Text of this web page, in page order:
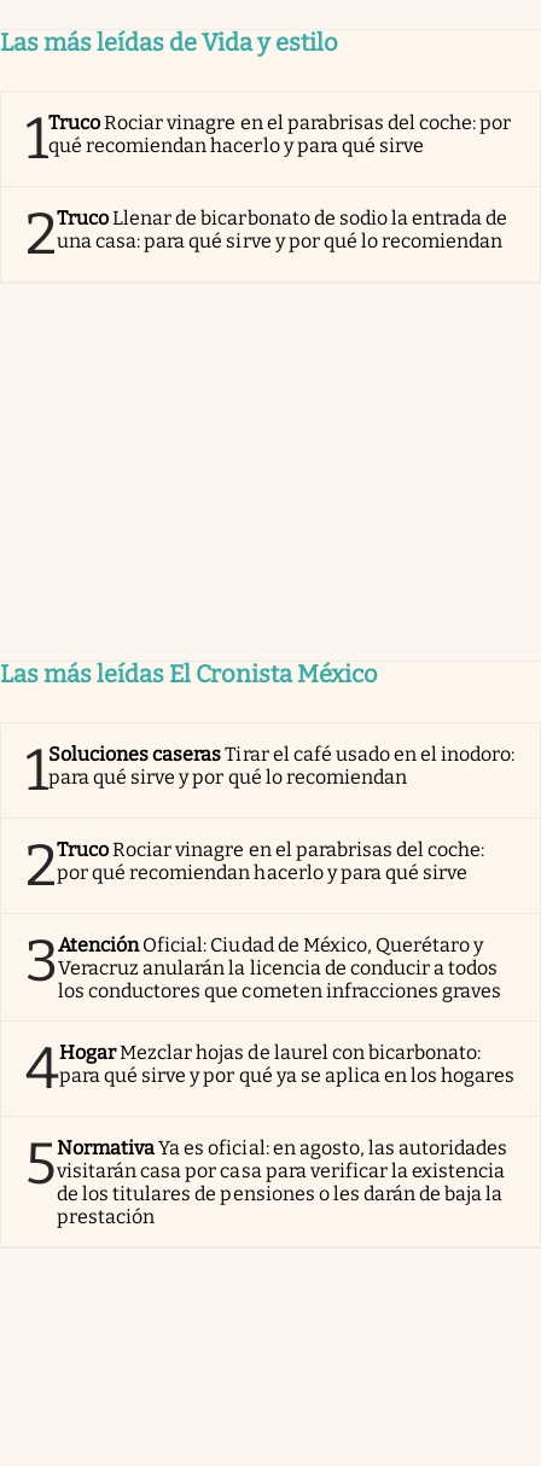
Las más leídas de Vida y estilo
1TrucoRociar vinagre en el parabrisas del coche: por
qué recomiendan hacerlo y para qué sirve
2TrucoLlenar de bicarbonato de sodio la entrada de
una casa: para qué sirve y por qué lo recomiendan
Las más leídas El Cronista México
1Soluciones caserasTirar el café usado en el inodoro:
para qué sirve y por qué lo recomiendan
2TrucoRociar vinagre en el parabrisas del coche:
por qué recomiendan hacerlo y para qué sirve
3AtenciónOficial: Ciudad de México, Querétaro y
Veracruz anularán la licencia de conducir a todos
los conductores que cometen infracciones graves
4HogarMezclar hojas de laurel con bicarbonato:
para qué sirve y por qué ya se aplica en los hogares
5NormativaYa es oficial: en agosto, las autoridades
visitarán casa por casa para verificar la existencia
de los titulares de pensiones o les darán de baja la
prestación